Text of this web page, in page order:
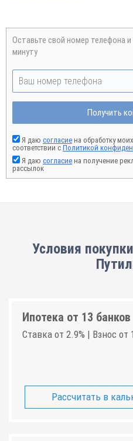
Оставьте свой номер телефона
минуту
Получить
Я даю согласие на обработку
соответствии с Политикой
Я даю согласие на получение
рассылок
Условия
Ипотека от 13 банков
Ставка от 2.9% | Взнос от
Рассчитать в